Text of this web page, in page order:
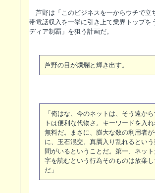
芦野は「このビジネスを一からウチで立
帯電話収入を一挙に引き上て業界トップ
ディア制覇」を狙う計画だ。
芦野の目が爛爛と輝き出す。
「俺はな、今のネットは、そう遠か
トは便利な代物さ。キーワードを入
無料だ。まさに、膨大な数の利用者
に、玉石混交、真贋入り乱れるとい
間がいるということだ。第一、ネッ
字を読むという行為そのものは放棄
だ」